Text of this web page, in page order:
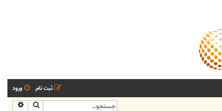
ورود
ثبت نام
جستجو